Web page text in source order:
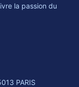
la passion du
PARIS